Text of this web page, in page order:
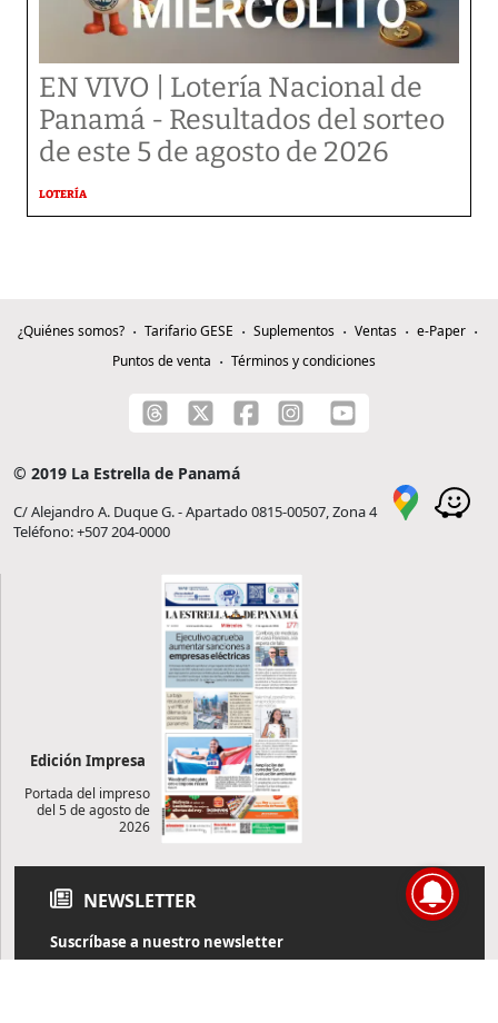
EN VIVO | Lotería Nacional de
Panamá - Resultados del sorteo
de este 5 de agosto de 2026
LOTERÍA
¿Quiénes somos? Tarifario GESE Suplementos Ventas
e-Paper
Puntos de venta
Términos y condiciones
© 2019 La Estrella de Panamá
C/ Alejandro A. Duque G. - Apartado 0815-00507, Zona 4
Teléfono: +507 204-0000
Edición Impresa
Portada del impreso
del 5 de agosto de
2026
NEWSLETTER
Suscríbase a nuestro newsletter
Reciba diariamente información de actualidad directamente en